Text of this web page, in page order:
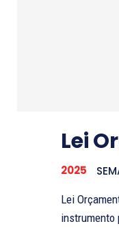
Lei
2025
Lei Orçamentária Anual de
instrumento